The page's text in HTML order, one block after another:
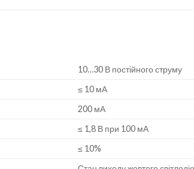
10…30 В постійного струму
≤ 10 мА
200 мА
≤ 1,8 В при 100 мА
≤ 10%